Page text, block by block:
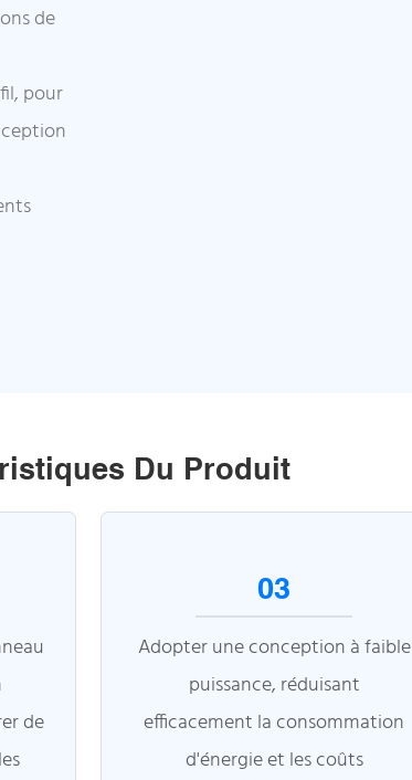
de
pour
Du Produit
de
03
Adopter une conception à faible
puissance, réduisant
efficacement la consommation
d'énergie et les coûts